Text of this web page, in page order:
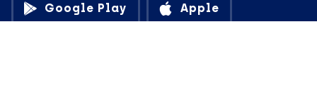
Google Play Apple